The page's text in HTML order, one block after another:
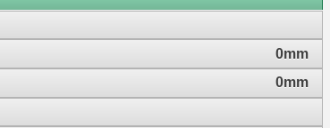
0mm
0mm